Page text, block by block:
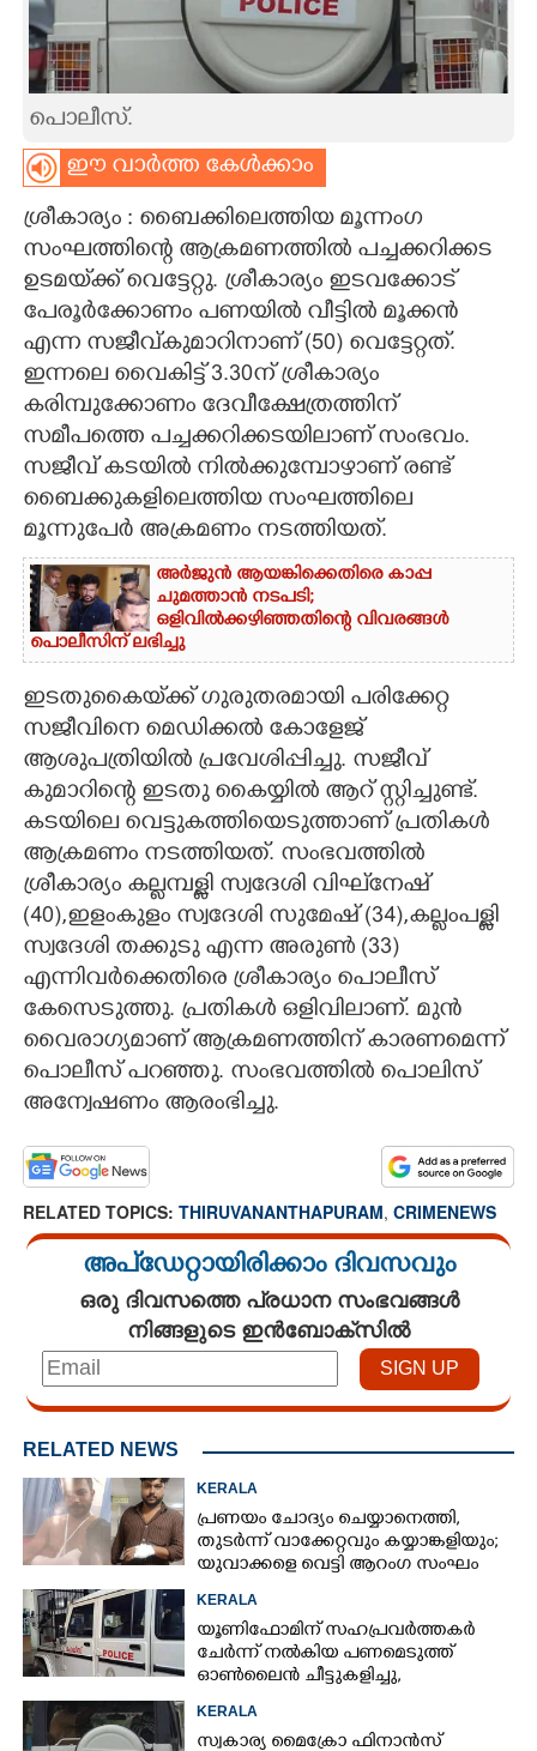
ART
ASTRO
CARTOONS
LITERATURE
ZOOM
CONTACT US
പൊലീസ്.
ഈ വാർത്ത കേൾക്കാം
ശ്രീകാര്യം : ബൈക്കിലെത്തിയ മൂന്നംഗ
സംഘത്തിന്റെ ആക്രമണത്തിൽ പച്ചക്കറിക്കട
ഉടമയ്‌ക്ക് വെട്ടേറ്റു. ശ്രീകാര്യം ഇടവക്കോട്
പേരൂർക്കോണം പണയിൽ വീട്ടിൽ മൂക്കൻ
എന്ന സജീവ്കുമാറിനാണ് (50) വെട്ടേറ്റത്.
ഇന്നലെ വൈകിട്ട് 3.30ന് ശ്രീകാര്യം
കരിമ്പുക്കോണം ദേവീക്ഷേത്രത്തിന്
സമീപത്തെ പച്ചക്കറിക്കടയിലാണ് സംഭവം.
സജീവ് കടയിൽ നിൽക്കുമ്പോഴാണ് രണ്ട്
ബൈക്കുകളിലെത്തിയ സംഘത്തിലെ
മൂന്നുപേർ അക്രമണം നടത്തിയത്.
അർജുൻ ആയങ്കിക്കെതിരെ കാപ്പ
ചുമത്താൻ നടപടി;
ഒളിവിൽക്കഴി‌ഞ്ഞതിന്റെ വിവരങ്ങൾ
പൊലീസിന് ലഭിച്ചു
ഇടതുകൈയ്‌ക്ക് ഗുരുതരമായി പരിക്കേറ്റ
സജീവിനെ മെഡിക്കൽ കോളേജ്
ആശുപത്രിയിൽ പ്രവേശിപ്പിച്ചു. സജീവ്
കുമാറിന്റെ ഇടതു കൈയ്യിൽ ആറ് സ്റ്റിച്ചുണ്ട്.
കടയിലെ വെട്ടുകത്തിയെടുത്താണ് പ്രതികൾ
ആക്രമണം നടത്തിയത്. സംഭവത്തിൽ
ശ്രീകാര്യം കല്ലമ്പള്ളി സ്വദേശി വിഘ്‌നേഷ്
(40),ഇളംകുളം സ്വദേശി സുമേഷ് (34),കല്ലംപള്ളി
സ്വദേശി തക്കുടു എന്ന അരുൺ (33)
എന്നിവർക്കെതിരെ ശ്രീകാര്യം പൊലീസ്
കേസെടുത്തു. പ്രതികൾ ഒളിവിലാണ്. മുൻ
വൈരാഗ്യമാണ് ആക്രമണത്തിന് കാരണമെന്ന്
പൊലീസ് പറഞ്ഞു. സംഭവത്തിൽ പൊലിസ്
അന്വേഷണം ആരംഭിച്ചു.
RELATED TOPICS: THIRUVANANTHAPURAM, CRIMENEWS
അപ്ഡേറ്റായിരിക്കാം ദിവസവും
ഒരു ദിവസത്തെ പ്രധാന സംഭവങ്ങൾ
നിങ്ങളുടെ ഇൻബോക്സിൽ
RELATED NEWS
KERALA
പ്രണയം ചോദ്യം ചെയ്യാനെത്തി,​
തുടർന്ന് വാക്കേറ്റവും കയ്യാങ്കളിയും;
യുവാക്കളെ വെട്ടി ആറംഗ സംഘം
KERALA
യൂണിഫോമിന് സഹപ്രവർത്തകർ
ചേർന്ന് നൽകിയ പണമെടുത്ത്
ഓൺലൈൻ ചീട്ടുകളിച്ചു,​
രൂപ
KERALA
സ്വകാര്യ മൈക്രോ ഫിനാൻസ്